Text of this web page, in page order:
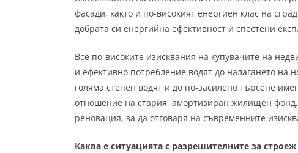
фасади, както и по-високият енергиен клас на
добрата си енергийна ефективност и спестени
Все по-високите изисквания на купувачите на
и ефективно потребление водят до налагането на
голяма степен водят и до по-засилено търсене
отношение на стария, амортизиран жилищен фонд,
реновация, за да отговаря на съвременните
Каква е ситуацията с разрешителните за